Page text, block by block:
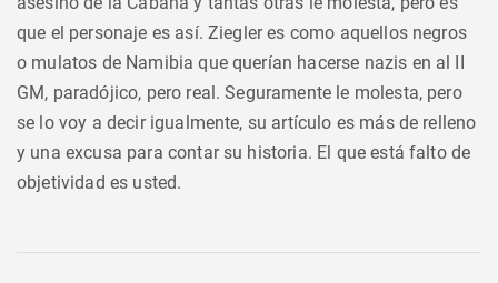
que el personaje es así. Ziegler es como aquellos negros
o mulatos de Namibia que querían hacerse nazis en al II
GM, paradójico, pero real. Seguramente le molesta, pero
se lo voy a decir igualmente, su artículo es más de relleno
y una excusa para contar su historia. El que está falto de
objetividad es usted.